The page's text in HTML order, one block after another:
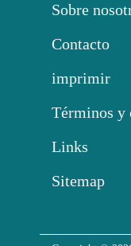
Sobre
Contacto
imprimir
Términos y
Links
Sitemap